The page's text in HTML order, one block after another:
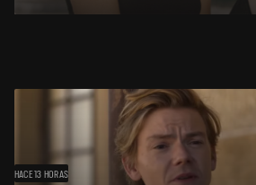
HACE 13 HORAS